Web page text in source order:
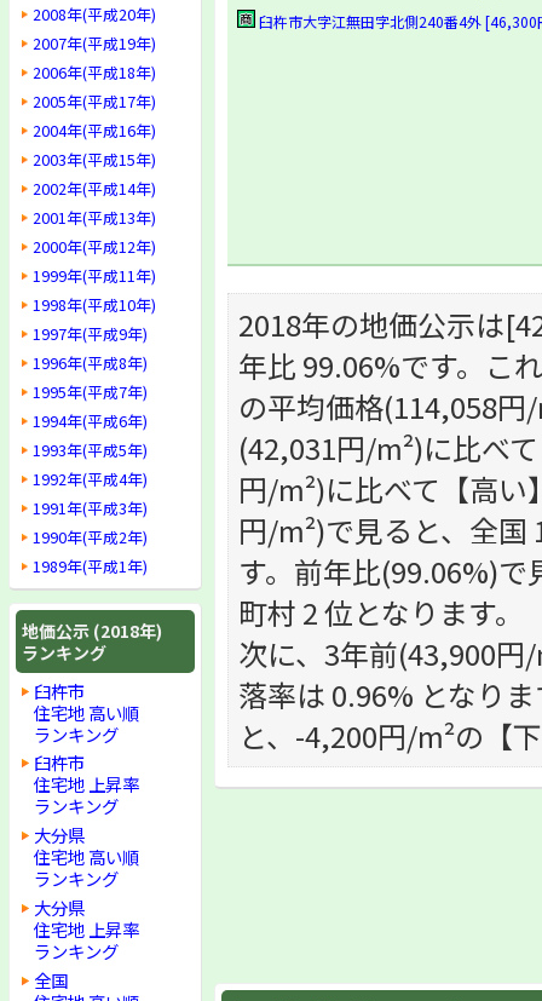
臼杵市大字江無田字北側240番4外
2018年の地価公示は
年比 99.06%です。こ
の平均価格(114,058
(42,031円/m²)に比べ
円/m²)に比べて【高
円/m²)で見ると、全国
す。前年比(99.06%)
町村 2 位となります。
次に、3年前(43,900円
落率は 0.96% となり
と、-4,200円/m²の【
2008年(平成20年)
2007年(平成19年)
2006年(平成18年)
2005年(平成17年)
2004年(平成16年)
2003年(平成15年)
2002年(平成14年)
2001年(平成13年)
2000年(平成12年)
1999年(平成11年)
1998年(平成10年)
1997年(平成9年)
1996年(平成8年)
1995年(平成7年)
1994年(平成6年)
1993年(平成5年)
1992年(平成4年)
1991年(平成3年)
1990年(平成2年)
1989年(平成1年)
地価公示 (2018年)
ランキング
臼杵市
住宅地 高い順
ランキング
臼杵市
住宅地 上昇率
ランキング
大分県
住宅地 高い順
ランキング
大分県
住宅地 上昇率
ランキング
全国